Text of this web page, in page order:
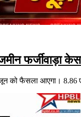
फर्जीवाड़ा केस
जून को फैसला आएगा।